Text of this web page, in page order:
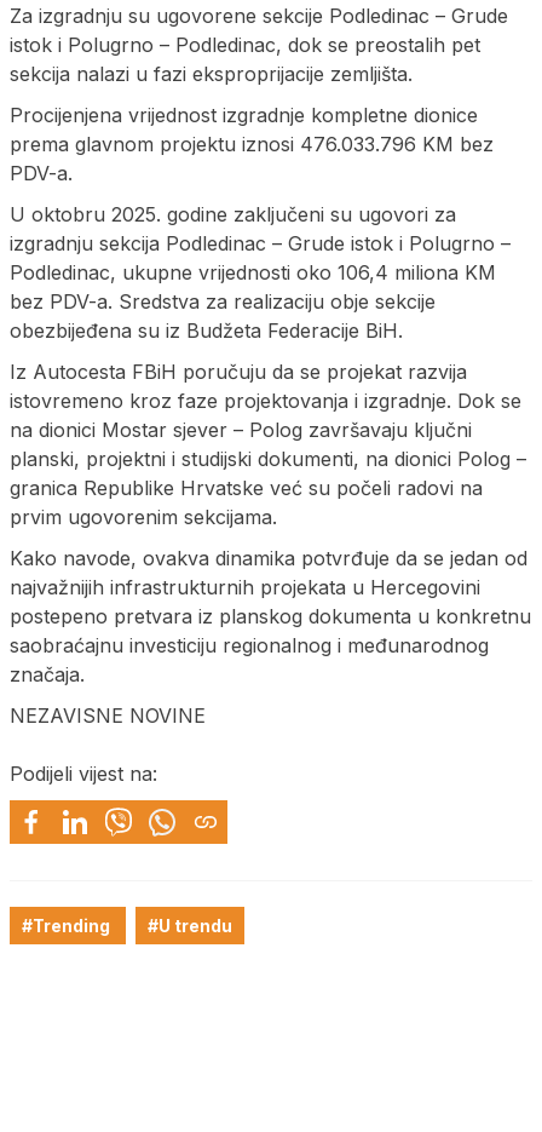
Za izgradnju su ugovorene sekcije Podledinac – Grude
istok i Polugrno – Podledinac, dok se preostalih pet
sekcija nalazi u fazi eksproprijacije zemljišta.
Procijenjena vrijednost izgradnje kompletne dionice
prema glavnom projektu iznosi 476.033.796 KM bez
PDV-a.
U oktobru 2025. godine zaključeni su ugovori za
izgradnju sekcija Podledinac – Grude istok i Polugrno –
Podledinac, ukupne vrijednosti oko 106,4 miliona KM
bez PDV-a. Sredstva za realizaciju obje sekcije
obezbijeđena su iz Budžeta Federacije BiH.
Iz Autocesta FBiH poručuju da se projekat razvija
istovremeno kroz faze projektovanja i izgradnje. Dok se
na dionici Mostar sjever – Polog završavaju ključni
planski, projektni i studijski dokumenti, na dionici Polog –
granica Republike Hrvatske već su počeli radovi na
prvim ugovorenim sekcijama.
Kako navode, ovakva dinamika potvrđuje da se jedan od
najvažnijih infrastrukturnih projekata u Hercegovini
postepeno pretvara iz planskog dokumenta u konkretnu
saobraćajnu investiciju regionalnog i međunarodnog
značaja.
NEZAVISNE NOVINE
Podijeli vijest na:
#Trending #U trendu